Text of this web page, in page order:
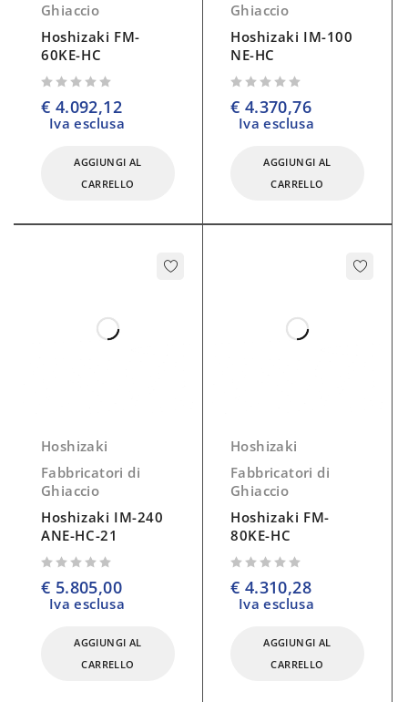
Ghiaccio
Hoshizaki FM-
60KE-HC
€ 4.092,12
Iva esclusa
AGGIUNGI AL
CARRELLO
Ghiaccio
Hoshizaki IM-100
NE-HC
€ 4.370,76
Iva esclusa
AGGIUNGI AL
CARRELLO
Hoshizaki
Fabbricatori di
Ghiaccio
Hoshizaki IM-240
ANE-HC-21
€ 5.805,00
Iva esclusa
AGGIUNGI AL
CARRELLO
Hoshizaki
Fabbricatori di
Ghiaccio
Hoshizaki FM-
80KE-HC
€ 4.310,28
Iva esclusa
AGGIUNGI AL
CARRELLO